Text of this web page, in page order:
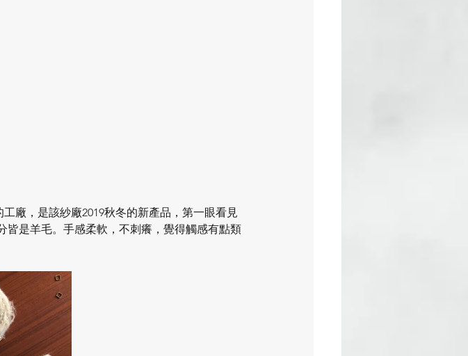
廠，是該紗廠2019秋冬的新產品，第一眼看見
是羊毛。手感柔軟，不刺癢，覺得觸感有點類